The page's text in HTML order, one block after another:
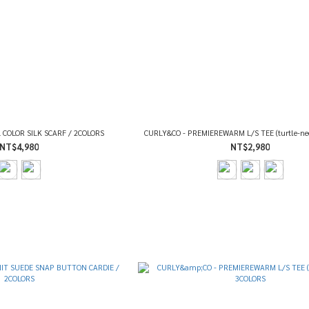
SILK SCARF / 2COLORS
NT$4,980
CURLY&CO - PREMIEREWARM L/S TEE (turtle-
NT$2,980